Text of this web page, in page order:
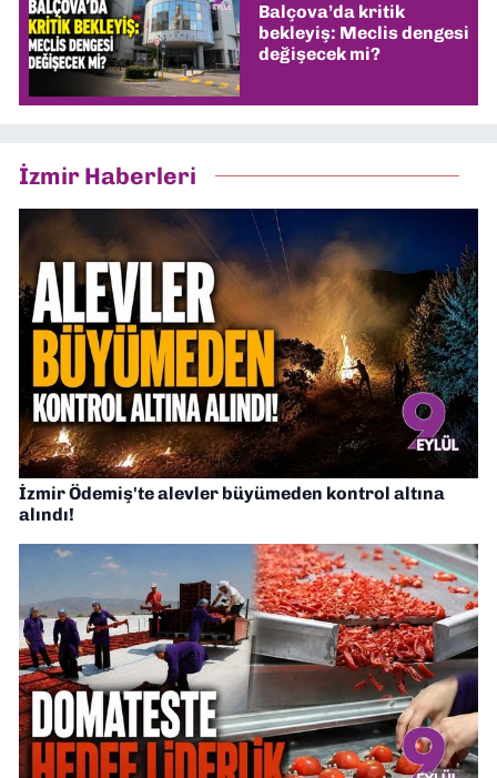
Balçova’da kritik
bekleyiş: Meclis dengesi
değişecek mi?
İzmir Haberleri
İzmir Ödemiş'te alevler büyümeden kontrol altına
alındı!